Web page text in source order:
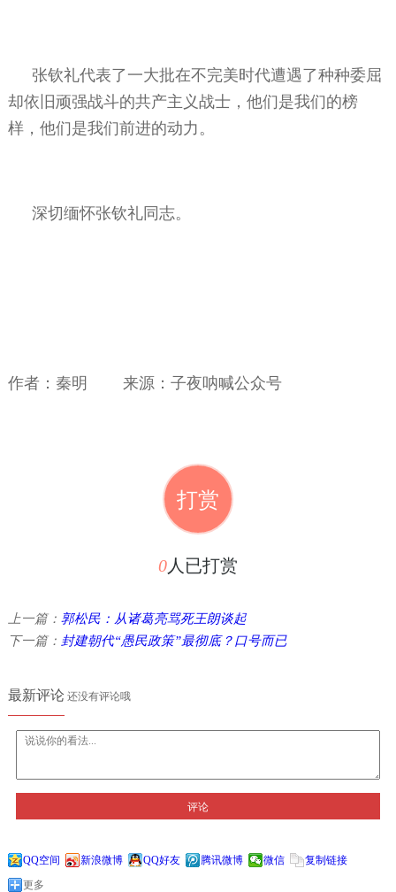
张钦礼代表了一大批在不完美时代遭遇了种种委屈
却依旧顽强战斗的共产主义战士，他们是我们的榜
样，他们是我们前进的动力。
深切缅怀张钦礼同志。
作者：秦明 来源：子夜呐喊公众号
打赏
0人已打赏
上一篇： 郭松民：从诸葛亮骂死王朗谈起
下一篇： 封建朝代“愚民政策”最彻底？口号而已
最新评论还没有评论哦
评论
QQ空间 新浪微博 QQ好友 腾讯微博 微信
复制链接
更多